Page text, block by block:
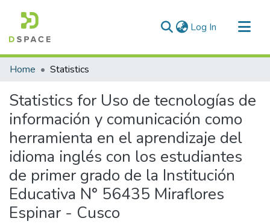
Log In (current)
Communities & Collections
Home Statistics
Statistics for Uso de tecnologías de
información y comunicación como
herramienta en el aprendizaje del
idioma inglés con los estudiantes
de primer grado de la Institución
Educativa N° 56435 Miraflores
Espinar - Cusco